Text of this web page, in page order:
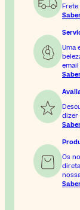
Uma
dizer
Os